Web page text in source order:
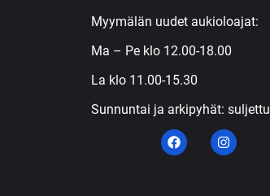
Myymälän uudet aukioloajat:
Ma – Pe klo 12.00-18.00
La klo 11.00-15.30
Sunnuntai ja arkipyhät: suljettu